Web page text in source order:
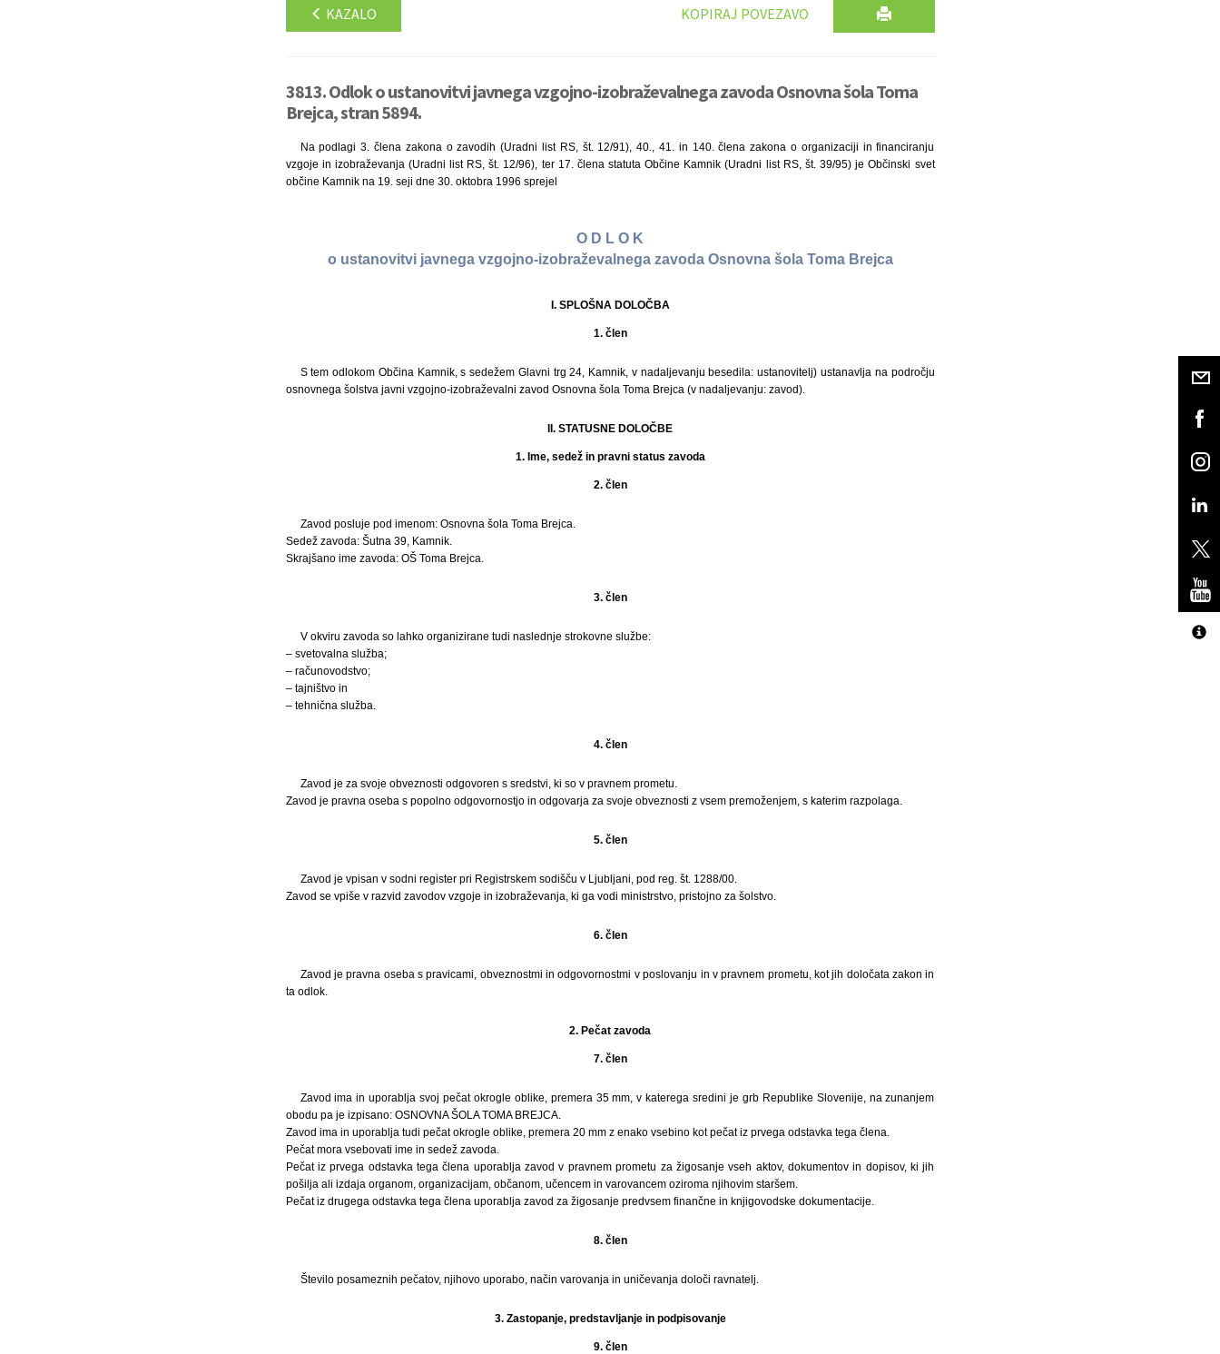
KAZALO KOPIRAJ POVEZAVO
3813. Odlok o ustanovitvi javnega vzgojno-izobraževalnega zavoda Osnovna šola Toma
Brejca, stran 5894.
Na podlagi 3. člena zakona o zavodih (Uradni list RS, št. 12/91), 40., 41. in 140. člena zakona o organizaciji in financiranju
vzgoje in izobraževanja (Uradni list RS, št. 12/96), ter 17. člena statuta Občine Kamnik (Uradni list RS, št. 39/95) je Občinski svet
občine Kamnik na 19. seji dne 30. oktobra 1996 sprejel
O D L O K
o ustanovitvi javnega vzgojno-izobraževalnega zavoda Osnovna šola Toma Brejca
I. SPLOŠNA DOLOČBA
1. člen
S tem odlokom Občina Kamnik, s sedežem Glavni trg 24, Kamnik, v nadaljevanju besedila: ustanovitelj) ustanavlja na področju
osnovnega šolstva javni vzgojno-izobraževalni zavod Osnovna šola Toma Brejca (v nadaljevanju: zavod).
II. STATUSNE DOLOČBE
1. Ime, sedež in pravni status zavoda
2. člen
Zavod posluje pod imenom: Osnovna šola Toma Brejca.
Sedež zavoda: Šutna 39, Kamnik.
Skrajšano ime zavoda: OŠ Toma Brejca.
3. člen
V okviru zavoda so lahko organizirane tudi naslednje strokovne službe:
– svetovalna služba;
– računovodstvo;
– tajništvo in
– tehnična služba.
4. člen
Zavod je za svoje obveznosti odgovoren s sredstvi, ki so v pravnem prometu.
Zavod je pravna oseba s popolno odgovornostjo in odgovarja za svoje obveznosti z vsem premoženjem, s katerim razpolaga.
5. člen
Zavod je vpisan v sodni register pri Registrskem sodišču v Ljubljani, pod reg. št. 1288/00.
Zavod se vpiše v razvid zavodov vzgoje in izobraževanja, ki ga vodi ministrstvo, pristojno za šolstvo.
6. člen
Zavod je pravna oseba s pravicami, obveznostmi in odgovornostmi v poslovanju in v pravnem prometu, kot jih določata zakon in
ta odlok.
2. Pečat zavoda
7. člen
Zavod ima in uporablja svoj pečat okrogle oblike, premera 35 mm, v katerega sredini je grb Republike Slovenije, na zunanjem
obodu pa je izpisano: OSNOVNA ŠOLA TOMA BREJCA.
Zavod ima in uporablja tudi pečat okrogle oblike, premera 20 mm z enako vsebino kot pečat iz prvega odstavka tega člena.
Pečat mora vsebovati ime in sedež zavoda.
Pečat iz prvega odstavka tega člena uporablja zavod v pravnem prometu za žigosanje vseh aktov, dokumentov in dopisov, ki jih
pošilja ali izdaja organom, organizacijam, občanom, učencem in varovancem oziroma njihovim staršem.
Pečat iz drugega odstavka tega člena uporablja zavod za žigosanje predvsem finančne in knjigovodske dokumentacije.
8. člen
Število posameznih pečatov, njihovo uporabo, način varovanja in uničevanja določi ravnatelj.
3. Zastopanje, predstavljanje in podpisovanje
9. člen